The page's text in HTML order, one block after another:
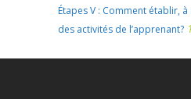
Étapes V : Comment établir,
des activités de l’apprenant?